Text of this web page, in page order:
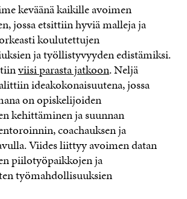
keväänä kaikille avoimen
jossa etsittiin hyviä malleja ja
koulutettujen
ja työllistyvyyden edistämiksi.
viisi parasta jatkoon. Neljä
ideakokonaisuutena, jossa
on opiskelijoiden
kehittäminen ja suunnan
coachauksen ja
Viides liittyy avoimen datan
piilotyöpaikkojen ja
työmahdollisuuksien